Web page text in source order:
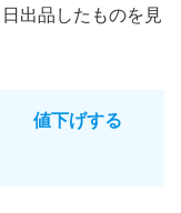
出品したものを見
値下げする